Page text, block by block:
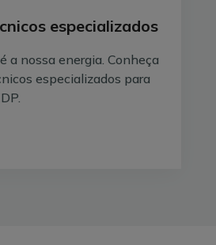
especializados
a nossa energia. Conheça
especializados para